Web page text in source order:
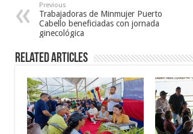
Previous
Trabajadoras de Minmujer Puerto
Cabello beneficiadas con jornada
ginecológica
Related Articles